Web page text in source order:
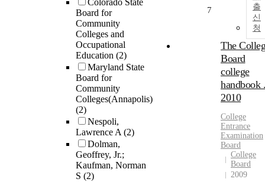
Colorado State
Board for
Community
Colleges and
Occupational
Education (2)
Maryland State
Board for
Community
Colleges(Annapolis)
(2)
Nespoli,
Lawrence A(2)
Dolman,
Geoffrey, Jr.;
Kaufman, Norman
S (2)
출
신
청
7
The
Board
college
handbook .
2010
College
Entrance
Examination
Board
College
Board
2009